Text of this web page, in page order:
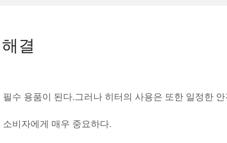
결
수 용품이 된다.그러나 히터의 사용은 또한 일정한 안
비자에게 매우 중요하다.